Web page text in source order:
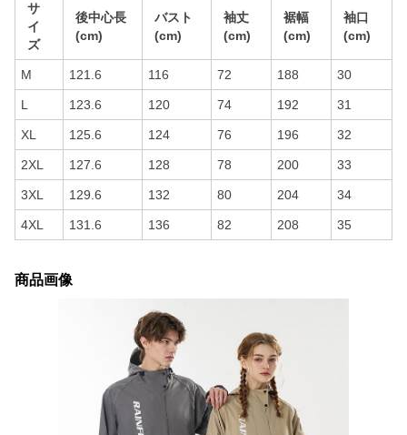
サ
イ
ズ
後中心長
(cm)
バスト
(cm)
袖丈
(cm)
裾幅
(cm)
袖口
(cm)
M 121.6 116 72 188 30
L 123.6 120 74 192 31
XL 125.6 124 76 196 32
2XL 127.6 128 78 200 33
3XL 129.6 132 80 204 34
4XL 131.6 136 82 208 35
商品画像